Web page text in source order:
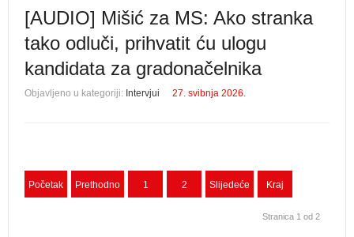
[AUDIO] Mišić za MS: Ako stranka
tako odluči, prihvatit ću ulogu
kandidata za gradonačelnika
Objavljeno u kategoriji: Intervjui 27. svibnja 2026.
Početak Prethodno 1 2 Slijedeće Kraj
Stranica 1 od 2